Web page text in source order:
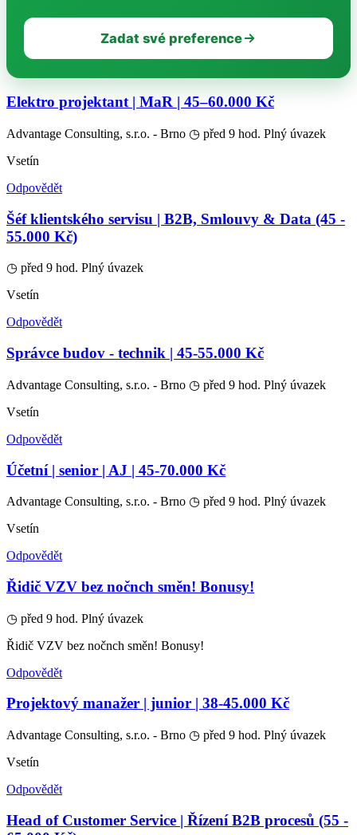
Zadat své preference
Elektro projektant | MaR | 45–60.000 Kč
Advantage Consulting, s.r.o. - Brno ◷ před 9 hod. Plný úvazek
Vsetín
Odpovědět
Šéf klientského servisu | B2B, Smlouvy & Data (45 -
55.000 Kč)
◷ před 9 hod. Plný úvazek
Vsetín
Odpovědět
Správce budov - technik | 45-55.000 Kč
Advantage Consulting, s.r.o. - Brno ◷ před 9 hod. Plný úvazek
Vsetín
Odpovědět
Účetní | senior | AJ | 45-70.000 Kč
Advantage Consulting, s.r.o. - Brno ◷ před 9 hod. Plný úvazek
Vsetín
Odpovědět
Řidič VZV bez nočnch směn! Bonusy!
◷ před 9 hod. Plný úvazek
Řidič VZV bez nočnch směn! Bonusy!
Odpovědět
Projektový manažer | junior | 38-45.000 Kč
Advantage Consulting, s.r.o. - Brno ◷ před 9 hod. Plný úvazek
Vsetín
Odpovědět
Head of Customer Service | Řízení B2B procesů (55 -